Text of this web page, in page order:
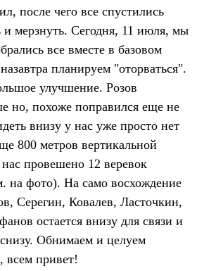
после чего все спустились
и мерзнуть. Сегодня, 11 июля, мы
все вместе в базовом
планируем "оторваться".
улучшение. Розов
но, похоже поправился еще не
внизу у нас уже просто нет
800 метров вертикальной
провешено 12 веревок
на фото). На само восхождение
Серегин, Ковалев, Ласточкин,
остается внизу для связи и
Обнимаем и целуем
привет!